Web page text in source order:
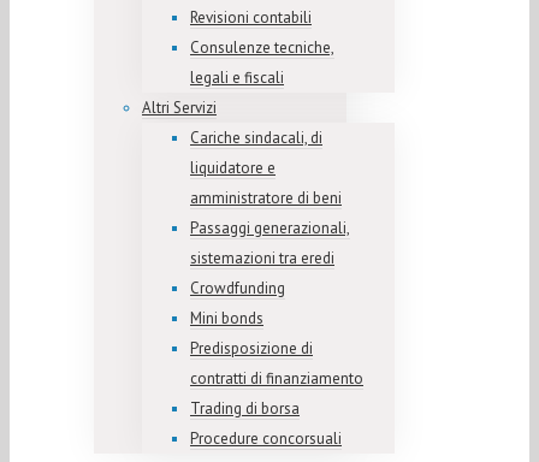
Revisioni contabili
Consulenze tecniche,
legali e fiscali
Altri Servizi
Cariche sindacali, di
liquidatore e
amministratore di beni
Passaggi generazionali,
sistemazioni tra eredi
Crowdfunding
Mini bonds
Predisposizione di
contratti di finanziamento
Trading di borsa
Procedure concorsuali